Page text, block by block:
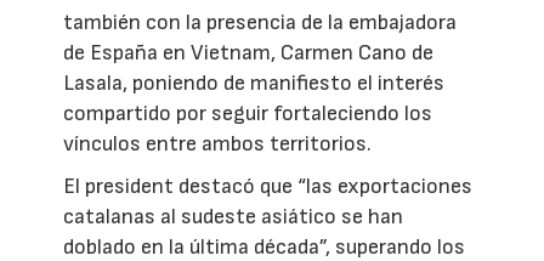
también con la presencia de la embajadora
de España en Vietnam, Carmen Cano de
Lasala, poniendo de manifiesto el interés
compartido por seguir fortaleciendo los
vínculos entre ambos territorios.
El president destacó que “las exportaciones
catalanas al sudeste asiático se han
doblado en la última década”, superando los